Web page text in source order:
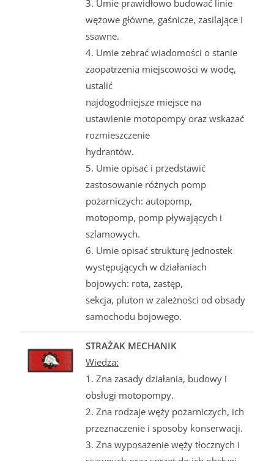
3. Umie prawidłowo budować linie
wężowe główne, gaśnicze, zasilające i
ssawne.
4. Umie zebrać wiadomości o stanie
zaopatrzenia miejscowości w wodę,
ustalić
najdogodniejsze miejsce na
ustawienie motopompy oraz wskazać
rozmieszczenie
hydrantów.
5. Umie opisać i przedstawić
zastosowanie różnych pomp
pożarniczych: autopomp,
motopomp, pomp pływających i
szlamowych.
6. Umie opisać strukturę jednostek
występujących w działaniach
bojowych: rota, zastęp,
sekcja, pluton w zależności od obsady
samochodu bojowego.
STRAŻAK MECHANIK
Wiedza:
1. Zna zasady działania, budowy i
obsługi motopompy.
2. Zna rodzaje węży pożarniczych, ich
przeznaczenie i sposoby konserwacji.
3. Zna wyposażenie węży tłocznych i